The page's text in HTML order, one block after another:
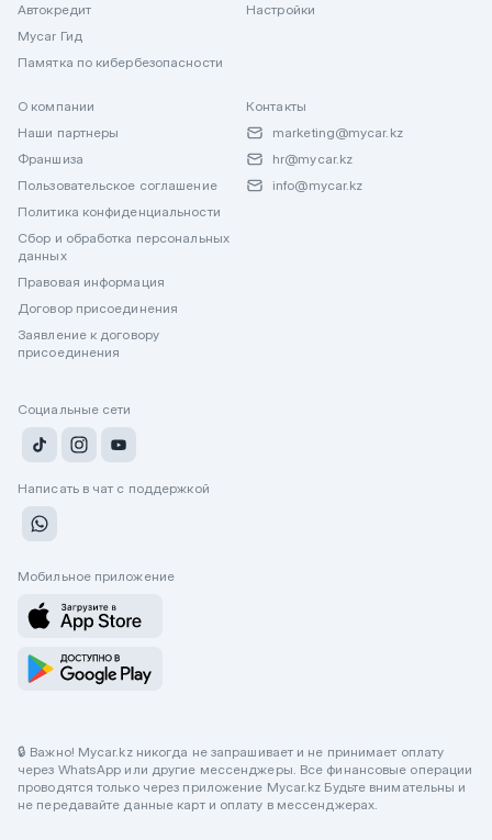
Автокредит
Mycar Гид
Памятка по кибербезопасности
Настройки
О компании
Наши партнеры
Франшиза
Пользовательское соглашение
Политика конфиденциальности
Сбор и обработка персональных
данных
Правовая информация
Договор присоединения
Заявление к договору
присоединения
Контакты
marketing@mycar.kz
hr@mycar.kz
info@mycar.kz
Социальные сети
Написать в чат с поддержкой
Мобильное приложение
🔒 Важно! Mycar.kz никогда не запрашивает и не принимает оплату
через WhatsApp или другие мессенджеры. Все финансовые операции
проводятся только через приложение Mycar.kz Будьте внимательны и
не передавайте данные карт и оплату в мессенджерах.